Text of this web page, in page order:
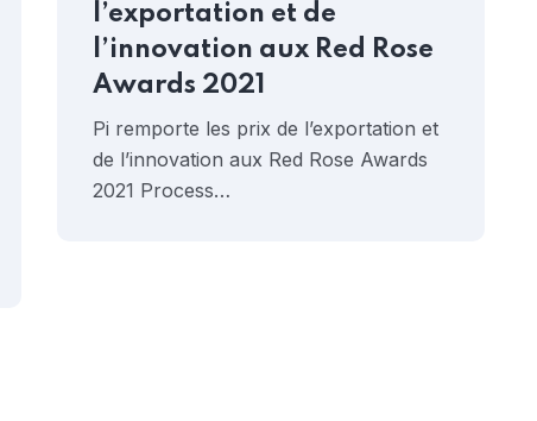
l’exportation et de
l’innovation aux Red Rose
Awards 2021
Pi remporte les prix de l’exportation et
de l’innovation aux Red Rose Awards
2021 Process…